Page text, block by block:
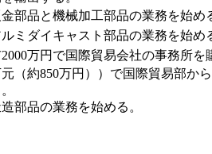
部品と機械加工部品の業務を始め
ミダイキャスト部品の業務を始め
万円で国際貿易会社の事務所を
（約850万円））で国際貿易部か
部品の業務を始める。